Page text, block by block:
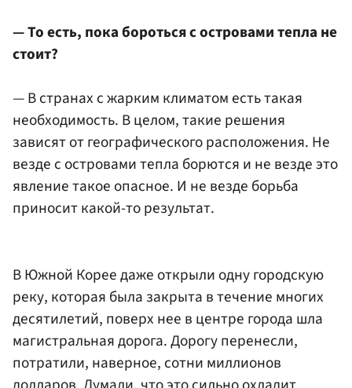
— То есть, пока бороться с островами тепла не
стоит?
— В странах с жарким климатом есть такая
необходимость. В целом, такие решения
зависят от географического расположения. Не
везде с островами тепла борются и не везде это
явление такое опасное. И не везде борьба
приносит какой-то результат.
В Южной Корее даже открыли одну городскую
реку, которая была закрыта в течение многих
десятилетий, поверх нее в центре города шла
магистральная дорога. Дорогу перенесли,
потратили, наверное, сотни миллионов